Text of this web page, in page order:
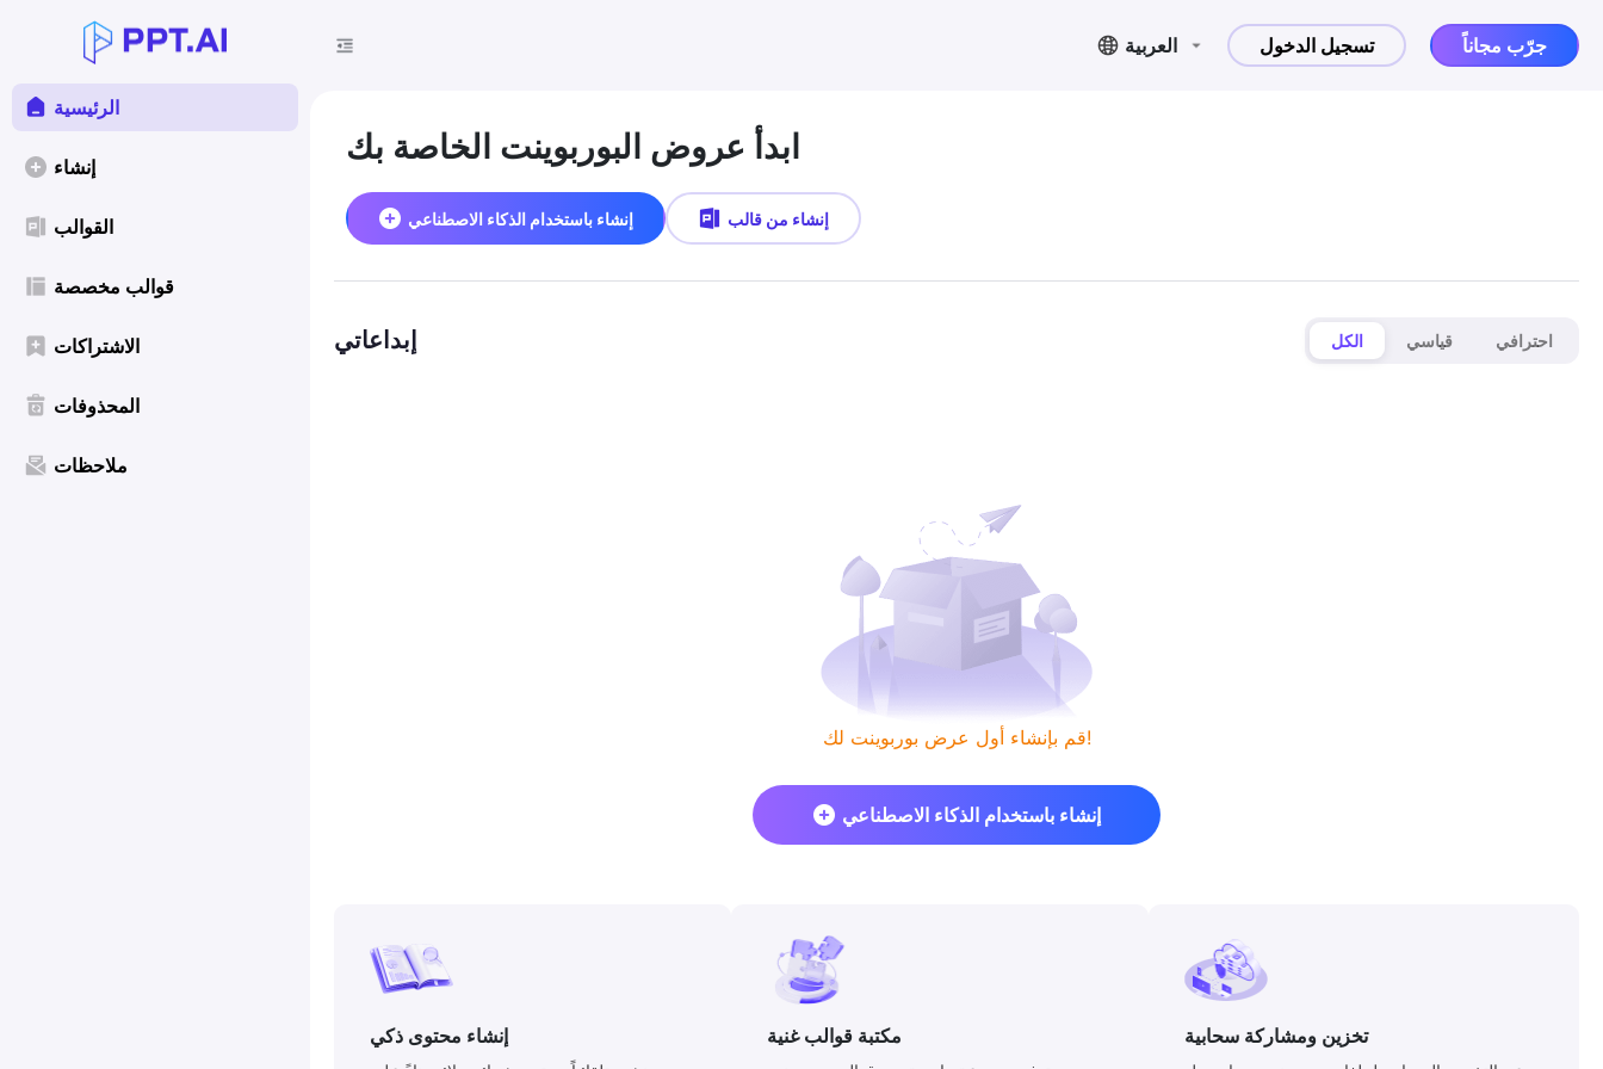
الرئيسية
إنشاء
القوالب
قوالب مخصصة
الاشتراكات
المحذوفات
ملاحظات
العربية تسجيل الدخول جرّب مجاناً
ابدأ عروض البوربوينت الخاصة بك
إنشاء باستخدام الذكاء الاصطناعي إنشاء من قالب
إبداعاتي الكل قياسي احترافي
قم بإنشاء أول عرض بوربوينت لك!
إنشاء باستخدام الذكاء الاصطناعي
إنشاء محتوى ذكي مكتبة قوالب غنية تخزين ومشاركة سحابية